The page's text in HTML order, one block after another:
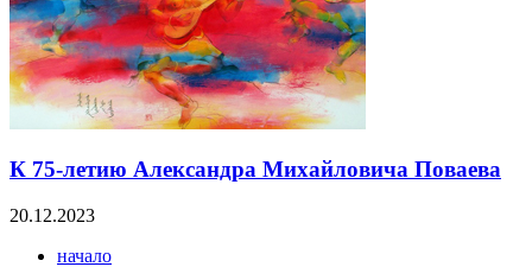
К 75-летию Александра Михайловича Поваева
20.12.2023
начало